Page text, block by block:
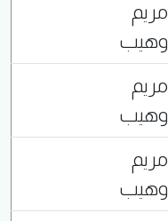
مريم
وهيب
مريم
وهيب
مريم
وهيب